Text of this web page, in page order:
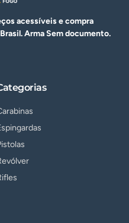
acessíveis e compra
ArmaSem documento.